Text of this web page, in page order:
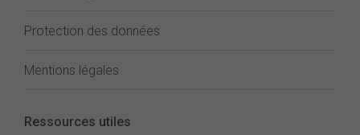
Protection des données
Mentions légales
Ressources utiles